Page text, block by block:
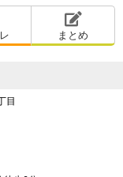
まとめ
目